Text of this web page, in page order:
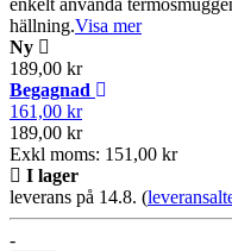
hällning.Visa mer
Ny
189,00 kr
Begagnad
161,00 kr
189,00 kr
Exkl moms: 151,00 kr
I lager
leverans på 14.8. (
-